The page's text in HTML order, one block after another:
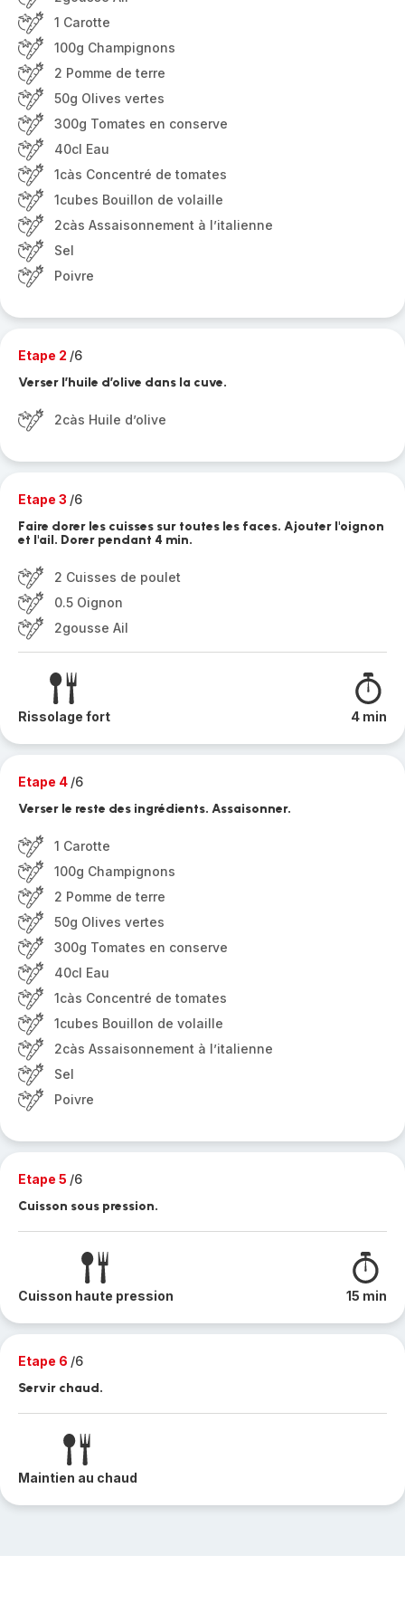
1 Carotte
100g Champignons
2 Pomme de terre
50g Olives vertes
300g Tomates en conserve
40cl Eau
1càs Concentré de tomates
1cubes Bouillon de volaille
2càs Assaisonnement à l’italienne
Sel
Poivre
Etape 2 /6
Verser l’huile d’olive dans la cuve.
2càs Huile d’olive
Etape 3 /6
Faire dorer les cuisses sur toutes les faces. Ajouter l'oignon
et l'ail. Dorer pendant 4 min.
2 Cuisses de poulet
0.5 Oignon
2gousse Ail
Rissolage fort 4 min
Etape 4 /6
Verser le reste des ingrédients. Assaisonner.
1 Carotte
100g Champignons
2 Pomme de terre
50g Olives vertes
300g Tomates en conserve
40cl Eau
1càs Concentré de tomates
1cubes Bouillon de volaille
2càs Assaisonnement à l’italienne
Sel
Poivre
Etape 5 /6
Cuisson sous pression.
Cuisson haute pression 15 min
Etape 6 /6
Servir chaud.
Maintien au chaud